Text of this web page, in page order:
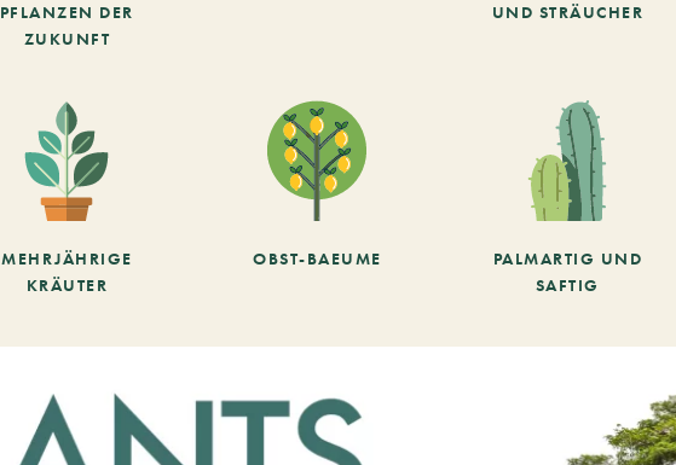
PFLANZEN DER
ZUKUNFT
UND STRÄUCHER
MEHRJÄHRIGE
KRÄUTER
OBST-BAEUME
PALMARTIG UND
SAFTIG